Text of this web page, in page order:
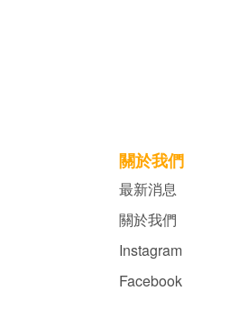
關於我們
最新消息
關於我們
Instagram
Facebook